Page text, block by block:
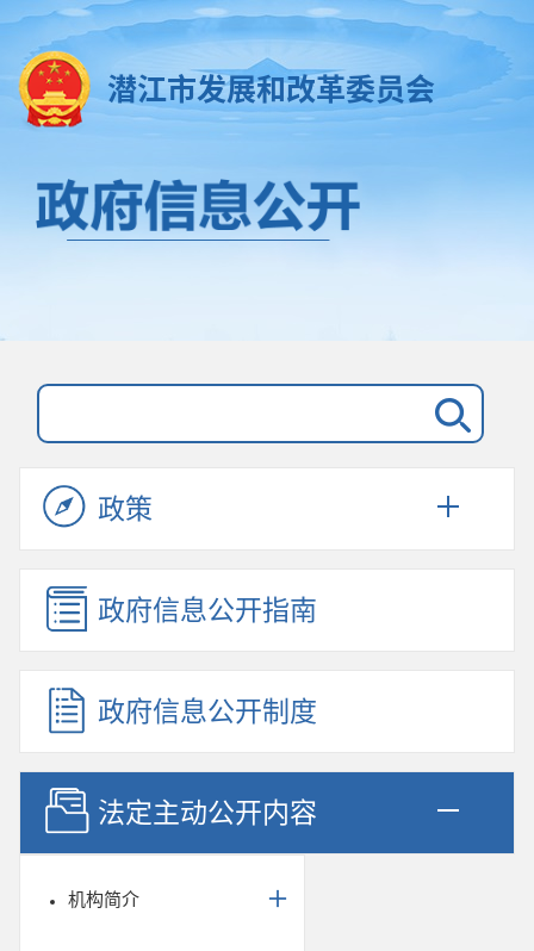
潜江市发展和改革委员会
政策
政府信息公开指南
政府信息公开制度
法定主动公开内容
机构简介